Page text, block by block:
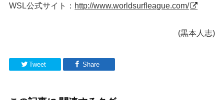
WSL公式サイト： http://www.worldsurfleague.com/
(黒本人志)
Tweet Share